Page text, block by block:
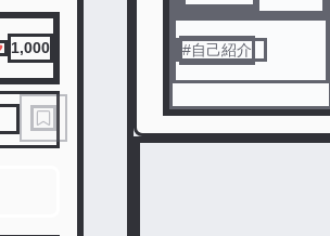
1,000 #自己紹介